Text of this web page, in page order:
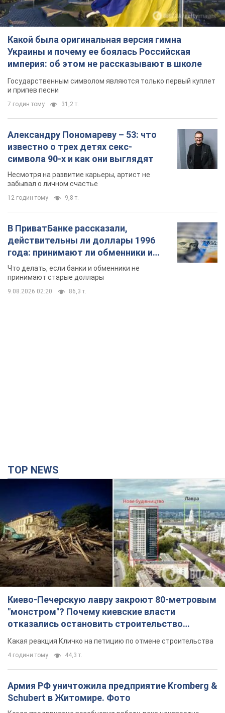
7 годин тому 31,2 т.
Александру Пономареву – 53: что
известно о трех детях секс-
символа 90-х и как они выглядят
забывал о личном счастье
действительны ли доллары 1996
года: принимают ли обменники и
банки такие купюры
принимают старые доллары
Киево-Печерскую лавру закроют 80-метровым
"монстром"? Почему киевские власти
отказались остановить строительство
небоскреба "московского верующего"
Какая реакция Кличко на петицию по отмене строительства
4 години тому 44,3 т.
Армия РФ уничтожила предприятие Kromberg &
Schubert в Житомире. Фото
Когда предприятие возобновит работу, пока неизвестно
37 хвилин тому 5,2 т.
МИД Болгарии вызвал украинского посла из-за
инцидента с дроном: что произошло
Беседа состоится 10 августа
4 години тому 6,3 т.